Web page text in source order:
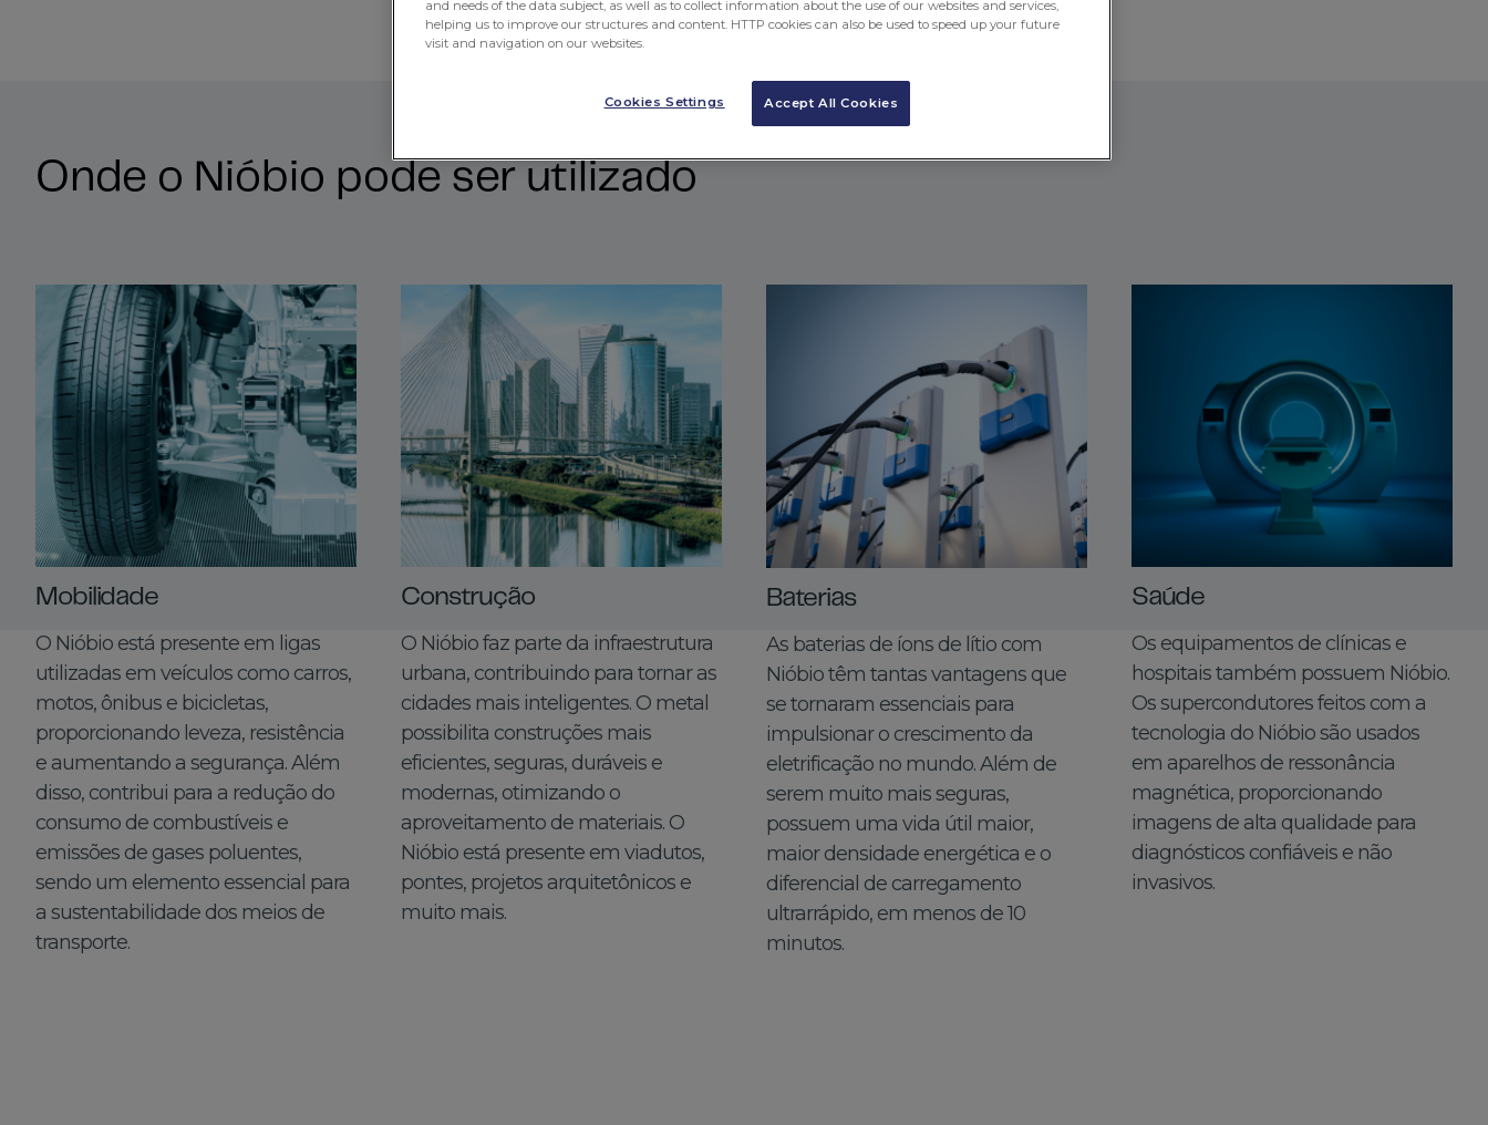
Onde o Nióbio pode ser utilizado
Mobilidade
O Nióbio está presente em ligas
utilizadas em veículos como carros,
motos, ônibus e bicicletas,
proporcionando leveza, resistência
e aumentando a segurança. Além
disso, contribui para a redução do
consumo de combustíveis e
emissões de gases poluentes,
sendo um elemento essencial para
a sustentabilidade dos meios de
transporte.
Construção
O Nióbio faz parte da infraestrutura
urbana, contribuindo para tornar as
cidades mais inteligentes. O metal
possibilita construções mais
eficientes, seguras, duráveis e
modernas, otimizando o
aproveitamento de materiais. O
Nióbio está presente em viadutos,
pontes, projetos arquitetônicos e
muito mais.
Baterias
As baterias de íons de lítio com
Nióbio têm tantas vantagens que
se tornaram essenciais para
impulsionar o crescimento da
eletrificação no mundo. Além de
serem muito mais seguras,
possuem uma vida útil maior,
maior densidade energética e o
diferencial de carregamento
ultrarrápido, em menos de 10
minutos.
Saúde
Os equipamentos de clínicas e
hospitais também possuem Nióbio.
Os supercondutores feitos com a
tecnologia do Nióbio são usados
em aparelhos de ressonância
magnética, proporcionando
imagens de alta qualidade para
diagnósticos confiáveis e não
invasivos.
and needs of the data subject, as well as to collect information about the use of our websites and services,
helping us to improve our structures and content. HTTP cookies can also be used to speed up your future
visit and navigation on our websites.
Accept All Cookies
Cookies Settings